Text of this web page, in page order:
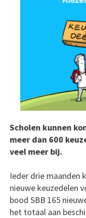
Scholen kunnen
meer dan 600
veel meer bij.
Ieder drie maanden
nieuwe keuzedelen
bood SBB 165
het totaal aan